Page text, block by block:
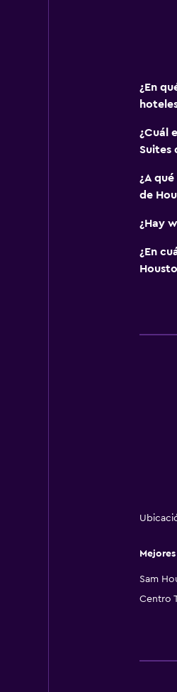
¿En
¿Cuál
Suites
¿A
de
¿Hay
¿En
Sam
Centro